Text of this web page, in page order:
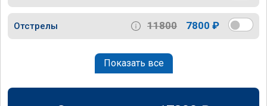
Отстрелы 11800 7800 ₽
Показать все